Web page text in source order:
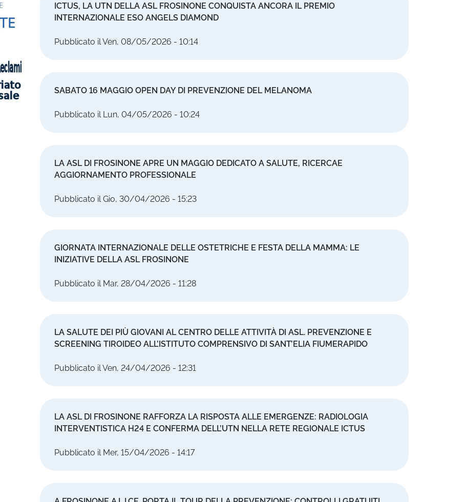
ICTUS, LA UTN DELLA ASL FROSINONE CONQUISTA ANCORA IL PREMIO
INTERNAZIONALE ESO ANGELS DIAMOND
Pubblicato il Ven, 08/05/2026 - 10:14
SABATO 16 MAGGIO OPEN DAY DI PREVENZIONE DEL MELANOMA
Pubblicato il Lun, 04/05/2026 - 10:24
LA ASL DI FROSINONE APRE UN MAGGIO DEDICATO A SALUTE, RICERCAE
AGGIORNAMENTO PROFESSIONALE
Pubblicato il Gio, 30/04/2026 - 15:23
GIORNATA INTERNAZIONALE DELLE OSTETRICHE E FESTA DELLA MAMMA: LE
INIZIATIVE DELLA ASL FROSINONE
Pubblicato il Mar, 28/04/2026 - 11:28
LA SALUTE DEI PIÙ GIOVANI AL CENTRO DELLE ATTIVITÀ DI ASL. PREVENZIONE E
SCREENING TIROIDEO ALL’ISTITUTO COMPRENSIVO DI SANT’ELIA FIUMERAPIDO
Pubblicato il Ven, 24/04/2026 - 12:31
LA ASL DI FROSINONE RAFFORZA LA RISPOSTA ALLE EMERGENZE: RADIOLOGIA
INTERVENTISTICA H24 E CONFERMA DELL’UTN NELLA RETE REGIONALE ICTUS
Pubblicato il Mer, 15/04/2026 - 14:17